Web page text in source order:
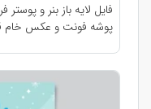
فایل لایه باز بنر و
پوشه فونت و عکس خام